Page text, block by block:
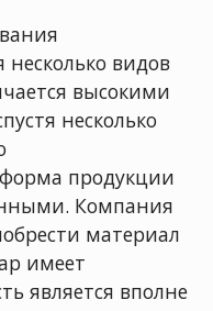
несколько видов
высокими
несколько
продукции
Компания
материал
имеет
является вполне